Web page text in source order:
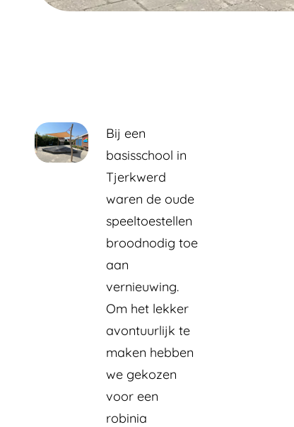
Bij een
basisschool in
Tjerkwerd
waren de oude
speeltoestellen
broodnodig toe
aan
vernieuwing.
Om het lekker
avontuurlijk te
maken hebben
we gekozen
voor een
robinia